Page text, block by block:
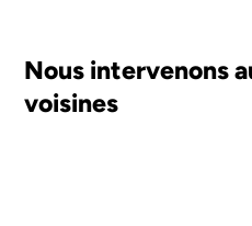
Nous intervenons
voisines